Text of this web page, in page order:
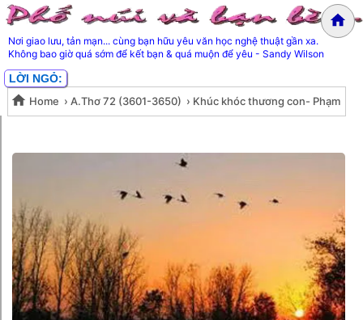
Nơi giao lưu, tản mạn... cùng bạn hữu yêu văn học nghệ thuật gần xa.
Không bao giờ quá sớm để kết bạn & quá muộn để yêu - Sandy Wilson
LỜI NGỎ:
Home › A.Thơ 72 (3601-3650) › Khúc khóc thương con- Phạm